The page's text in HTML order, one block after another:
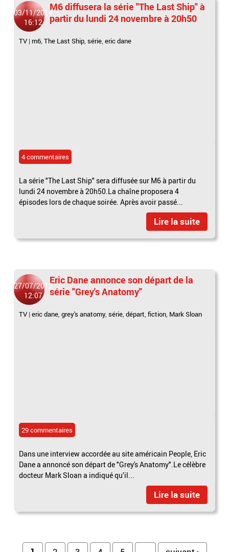
03/11/2014
16:12
M6 diffusera la série "The Last Ship" à
partir du lundi 24 novembre à 20h50
TV | m6,The Last Ship,série,eric dane
4 commentaires
La série "The Last Ship" sera diffusée sur M6 à partir du
lundi 24 novembre à 20h50.La chaîne proposera 4
épisodes lors de chaque soirée. Après avoir passé...
Lire la suite
27/07/2012
12:07
Eric Dane annonce son départ de la
série "Grey's Anatomy"
TV |eric dane,grey's anatomy,série,départ,fiction, Mark Sloan
29 commentaires
Dans une interview accordée au site américain People, Eric
Dane a annoncé son départ de "Grey's Anatomy".Le célèbre
docteur Mark Sloan a indiqué qu’il...
Lire la suite